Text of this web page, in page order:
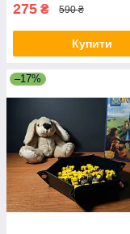
275 ₴ 590 ₴
Купити
–17%